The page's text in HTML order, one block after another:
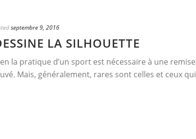
septembre 9, 2016
LA SILHOUETTE
la pratique d’un sport est nécessaire à une remise
Mais, généralement, rares sont celles et ceux qui